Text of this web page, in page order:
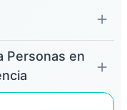
Personas en